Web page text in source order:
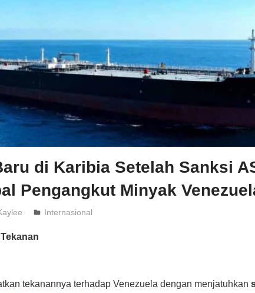
di Karibia Setelah Sanksi
Pengangkut Minyak
Internasional
tekanannya terhadap Venezuela dengan menjatuhkan